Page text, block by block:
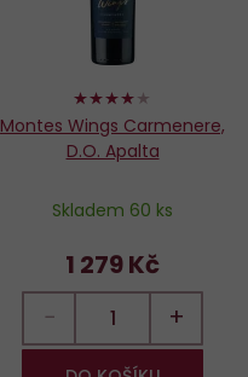
80%
Montes Wings Carmenere,
D.O. Apalta
Skladem 60 ks
1 279 Kč
− +